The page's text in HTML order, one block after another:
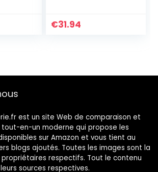
ou
pêche au leurre,
€31.94
est un site Web de comparaison et
tout-en-un moderne qui propose les
sur Amazon et vous tient au
blogs ajoutés. Toutes les images sont la
respectifs. Tout le contenu
sources respectives.